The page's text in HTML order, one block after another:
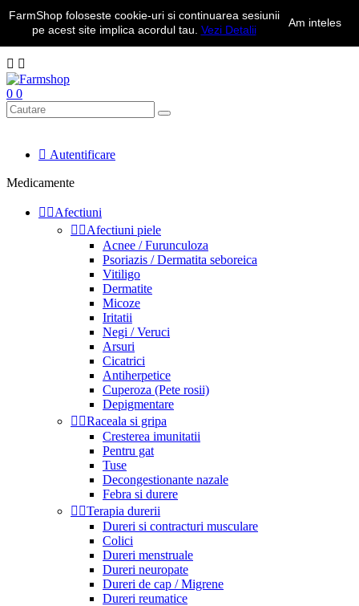
Transport Gratuit la comenzile peste 350 lei | Telefon: 0734.323.050
de luni pana vineri intre 10 - 18
 
0 0
 Autentificare
Medicamente
 Afectiuni
 Afectiuni piele
Acnee / Furunculoza
Psoriazis / Dermatita seboreica
Vitiligo
Dermatite
Micoze
Iritatii
Negi / Veruci
Arsuri
Cicatrici
Antiherpetice
Cuperoza (Pete rosii)
Depigmentare
 Raceala si gripa
Cresterea imunitatii
Pentru gat
Tuse
Decongestionante nazale
Febra si durere
 Terapia durerii
Dureri si contracturi musculare
Colici
Dureri menstruale
Dureri neuropate
Dureri de cap / Migrene
Dureri reumatice
FarmShop foloseste cookie-uri si continuarea sesiunii
pe acest site implica acordul tau. Vezi Detalii
Am inteles